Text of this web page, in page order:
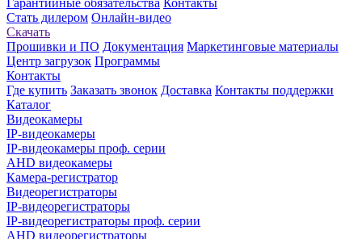
Гарантийные обязательства Контакты
Стать дилером Онлайн-видео
Скачать
Прошивки и ПО Документация Маркетинговые материалы
Центр загрузок Программы
Контакты
Где купить Заказать звонок Доставка Контакты поддержки
Каталог
Видеокамеры
IP-видеокамеры
IP-видеокамеры проф. серии
AHD видеокамеры
Камера-регистратор
Видеорегистраторы
IP-видеорегистраторы
IP-видеорегистраторы проф. серии
AHD видеорегистраторы